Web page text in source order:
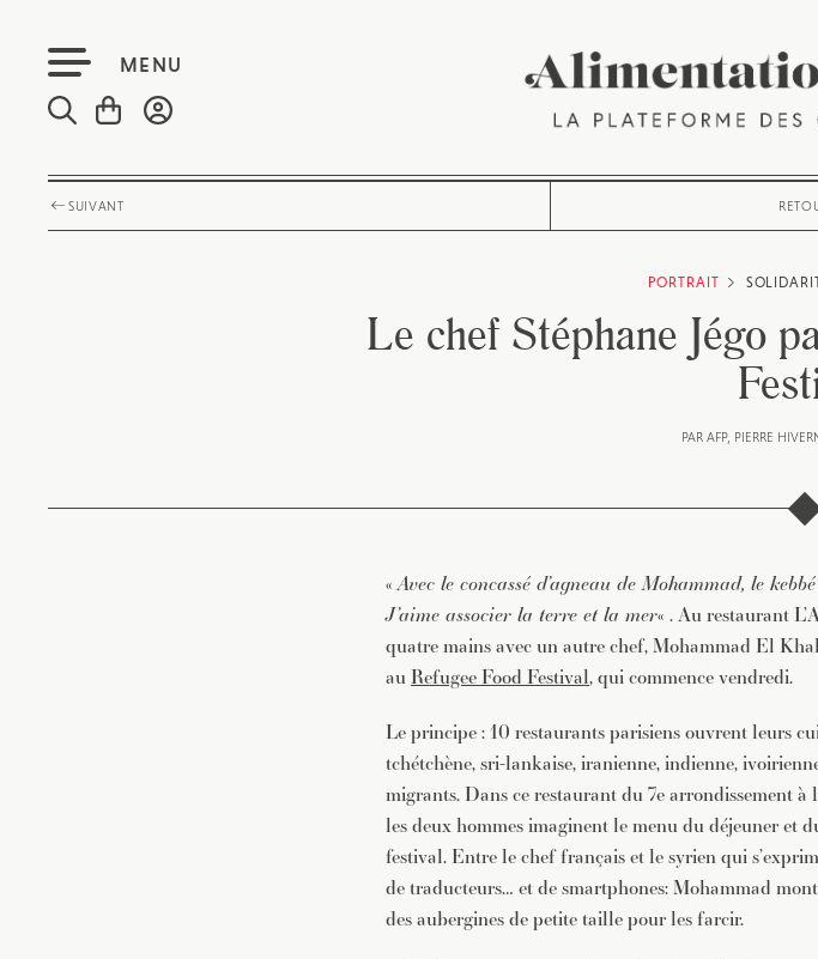
MENU
SUIVANT
PORTRAIT
Le chef Stéphane Jégo
PAR AFP PIERRE
«Avec le concassé d’agneau de Mohammad, le
J’aime associer la terre et la mer« . Au restaurant
quatre mains avec un autre chef, Mohammad El
auRefugee Food Festival, qui commence vendredi.
Le principe : 10 restaurants parisiens ouvrent leurs
tchétchène, sri-lankaise, iranienne, indienne,
migrants. Dans ce restaurant du 7e arrondissement
les deux hommes imaginent le menu du déjeuner et
festival. Entre le chef français et le syrien qui
de traducteurs… et de smartphones: Mohammad
des aubergines de petite taille pour les farcir.